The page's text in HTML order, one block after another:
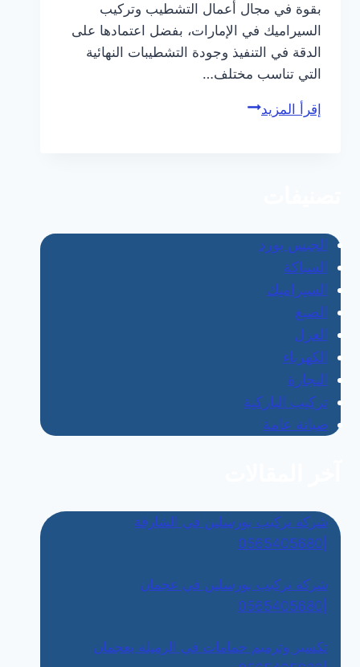
بقوة في مجال أعمال التشطيب وتركيب
السيراميك في الإمارات، بفضل اعتمادها على
الدقة في التنفيذ وجودة التشطيبات النهائية
التي تناسب مختلف…
إقرأ المزيدأفضل
دبي/0565405680/
الجبس بورد
السباكة
السيراميك
الصبغ
العزل
الكهرباء
النجارة
تركيب الباركية
صيانة عامة
شركة تركيب بورسلين في الشارقة
شركة تركيب بورسلين في عجمان
تكسير وترميم حمامات في الرميلة بعجمان